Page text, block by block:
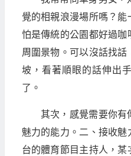
覺的相親浪漫場所嗎？
怕是傳統的公園都好過咖
周圍景物。可以沒話找
坡，看著順眼的話伸出
了。
其次，感覺需要你有
魅力的能力。二、接收
台的體育節目主持人，